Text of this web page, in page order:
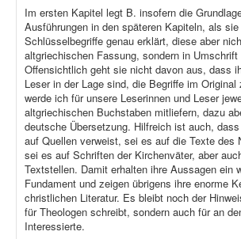
Im ersten Kapitel legt B. insofern die
Ausführungen in den späteren Kapiteln, als
Schlüsselbegriffe genau erklärt, diese aber
altgriechischen Fassung, sondern in Umschrift
Offensichtlich geht sie nicht davon aus, dass
Leser in der Lage sind, die Begriffe im
werde ich für unsere Leserinnen und Leser
altgriechischen Buchstaben mitliefern, dazu
deutsche Übersetzung. Hilfreich ist auch,
auf Quellen verweist, sei es auf die Texte des
sei es auf Schriften der Kirchenväter, aber
Textstellen. Damit erhalten ihre Aussagen ein
Fundament und zeigen übrigens ihre enorme
christlichen Literatur. Es bleibt noch der
für Theologen schreibt, sondern auch für an
Interessierte.